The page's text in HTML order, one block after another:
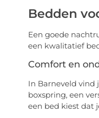
Bedden
Een goede
een kwalitatief
Comfort en
In Barneveld vind
boxspring, een
een bed kiest dat